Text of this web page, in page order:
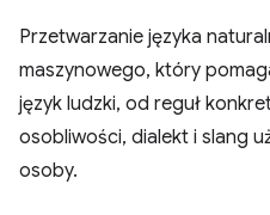
Przetwarzanie języka
maszynowego, który
język ludzki, od reguł
osobliwości, dialekt i slang
osoby.